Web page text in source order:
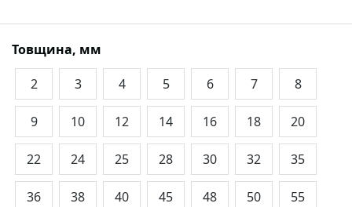
Товщина, мм
2
3 4 5 6 7 8
9 10 12 14 16 18 20
22 24 25 28 30 32 35
36 38 40 45 48 50 55